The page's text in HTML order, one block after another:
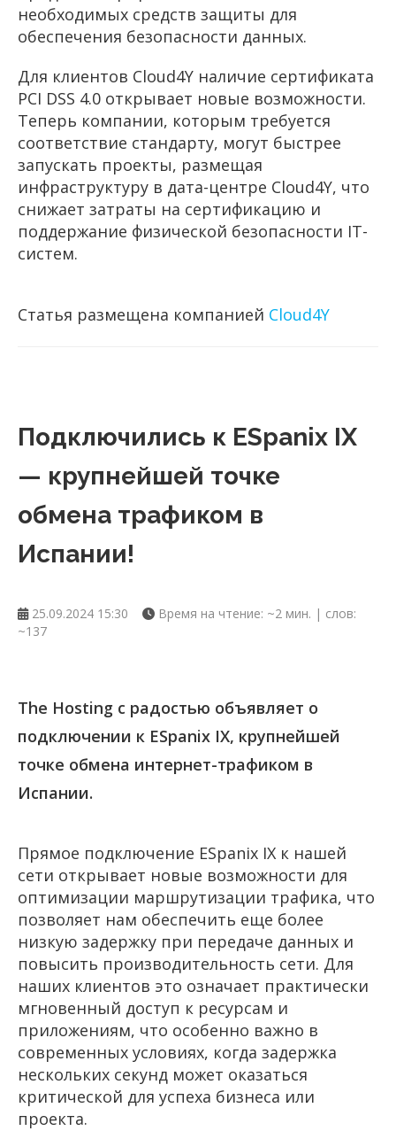
необходимых средств защиты для
обеспечения безопасности данных.
Для клиентов Cloud4Y наличие сертификата
PCI DSS 4.0 открывает новые возможности.
Теперь компании, которым требуется
соответствие стандарту, могут быстрее
запускать проекты, размещая
инфраструктуру в дата-центре Cloud4Y, что
снижает затраты на сертификацию и
поддержание физической безопасности IT-
систем.
Статья размещена компанией Cloud4Y
Подключились к ESpanix IX
— крупнейшей точке
обмена трафиком в
Испании!
25.09.2024 15:30
Время на чтение: ~2 мин. | слов:
~137
The Hosting с радостью объявляет о
подключении к ESpanix IX, крупнейшей
точке обмена интернет-трафиком в
Испании.
Прямое подключение ESpanix IX к нашей
сети открывает новые возможности для
оптимизации маршрутизации трафика, что
позволяет нам обеспечить еще более
низкую задержку при передаче данных и
повысить производительность сети. Для
наших клиентов это означает практически
мгновенный доступ к ресурсам и
приложениям, что особенно важно в
современных условиях, когда задержка
нескольких секунд может оказаться
критической для успеха бизнеса или
проекта.